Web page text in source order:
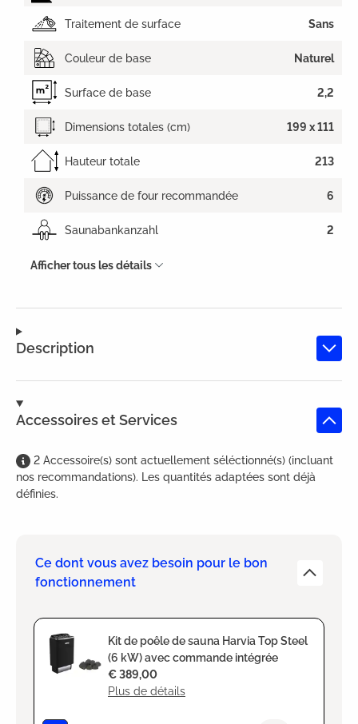
Description
Accessoires et Services
2 Accessoire(s) sont actuellement séléctionné(s) (incluant
nos recommandations). Les quantités adaptées sont déjà
définies.
Ce dont vous avez besoin pour le bon
fonctionnement
Kit de poêle de sauna Harvia Top Steel
(6 kW) avec commande intégrée
Plus de détails
€ 389,00
Traitement de surface Sans
Couleur de base Naturel
Surface de base 2,2
Dimensions totales (cm) 199 x 111
Hauteur totale 213
Puissance de four recommandée 6
Saunabankanzahl 2
Afficher tous les détails